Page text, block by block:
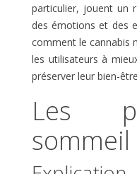
particulier, jouent un
des émotions et des
comment le cannabis
les utilisateurs à
préserver leur bien-
Les
sommeil